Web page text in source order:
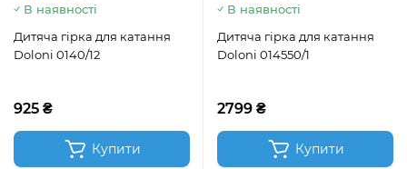
В наявності
Дитяча гірка для катання
Doloni 0140/12
925 ₴
Купити
В наявності
Дитяча гірка для катання
Doloni 014550/1
2799 ₴
Купити